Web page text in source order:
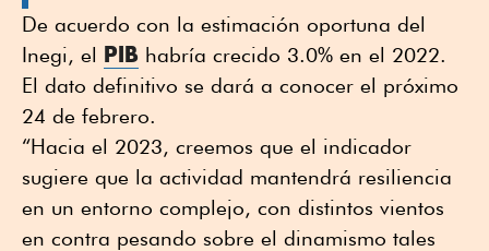
De acuerdo con la estimación oportuna del
Inegi, el PIB habría crecido 3.0% en el 2022.
El dato definitivo se dará a conocer el próximo
24 de febrero.
“Hacia el 2023, creemos que el indicador
sugiere que la actividad mantendrá resiliencia
en un entorno complejo, con distintos vientos
en contra pesando sobre el dinamismo tales